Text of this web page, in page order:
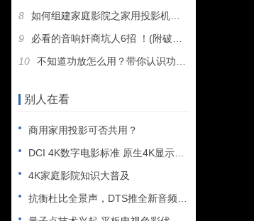
8
如何组建家庭影院之家用投影机选购指南
9
必看的音响奸商坑人6招 ！(附破解招式）
10
不知道功放怎么用？带你认识功放机所有接口
别人在看
商用家用投影可否共用？
DCI 4K数字电影标准 原生4K显示多以此为准
4K家庭影院知识大普及
抗衡杜比全景声，DTS推全新音频解码技术